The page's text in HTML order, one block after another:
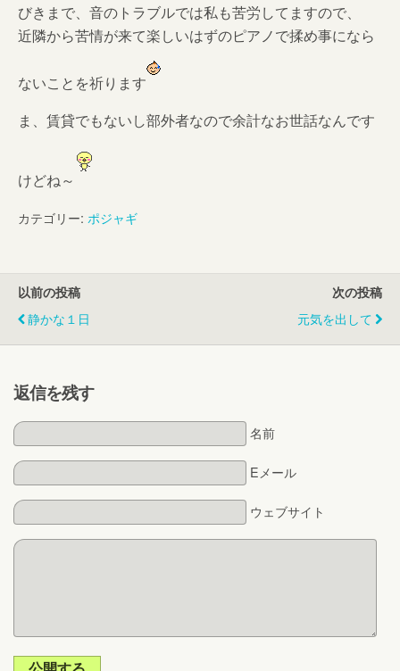
びきまで、音のトラブルでは私も苦労してますので、
近隣から苦情が来て楽しいはずのピアノで揉め事になら
ないことを祈ります
ま、賃貸でもないし部外者なので余計なお世話なんです
けどね～
カテゴリー: ポジャギ
以前の投稿
静かな１日
次の投稿
元気を出して
返信を残す
名前
Eメール
ウェブサイト